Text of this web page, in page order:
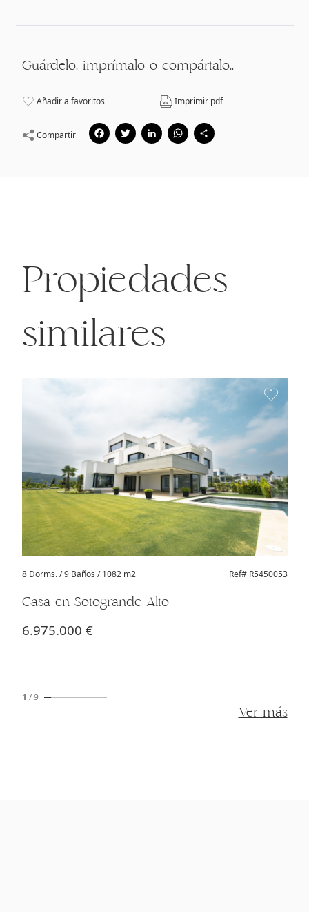
Guárdelo, imprímalo o compártalo..
Añadir a favoritos Imprimir pdf
Compartir Facebook
Twitter
LinkedIn
WhatsApp
Propiedades
similares
8 Dorms./ 9 Baños / 1082 m2 Ref# R5450053
Casa en Sotogrande Alto
6.975.000 €
1 /9
Ver más